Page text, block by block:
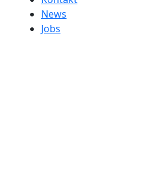
News
Jobs